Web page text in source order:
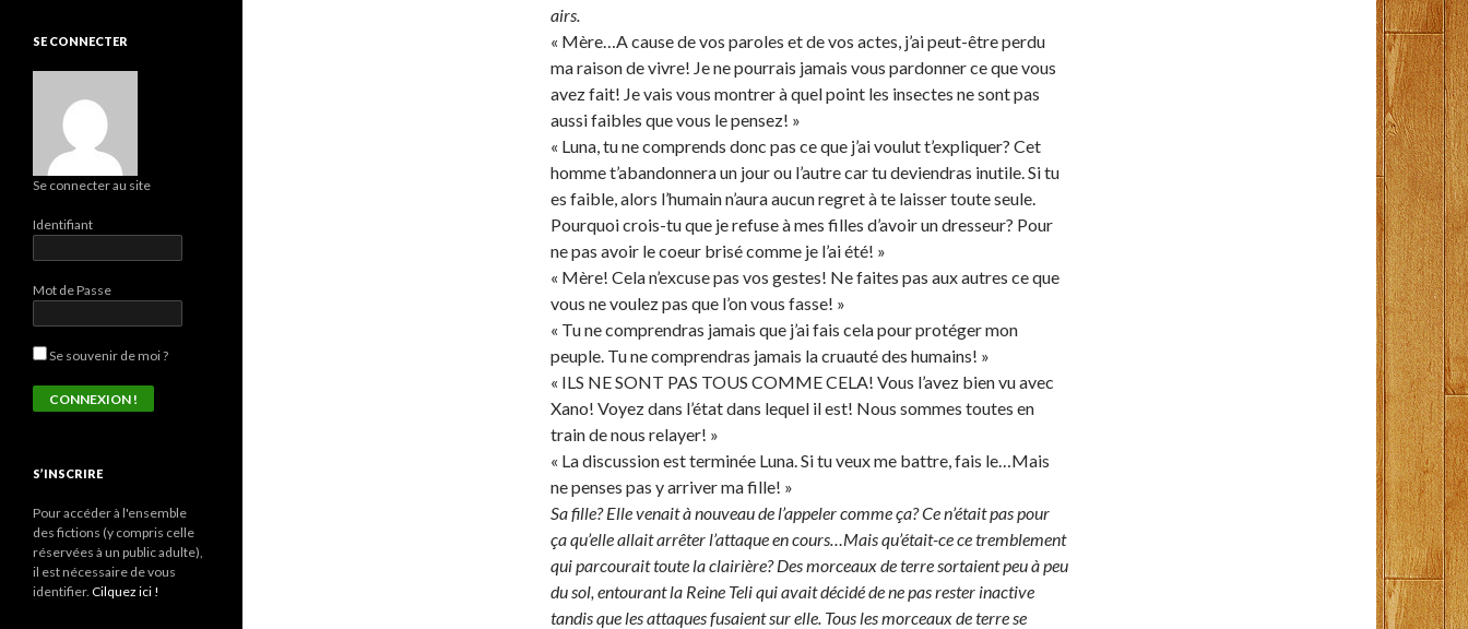
airs.
« Mère…A cause de vos paroles et de vos actes, j’ai peut-être perdu
ma raison de vivre! Je ne pourrais jamais vous pardonner ce que vous
avez fait! Je vais vous montrer à quel point les insectes ne sont pas
aussi faibles que vous le pensez! »
« Luna, tu ne comprends donc pas ce que j’ai voulut t’expliquer? Cet
homme t’abandonnera un jour ou l’autre car tu deviendras inutile. Si tu
es faible, alors l’humain n’aura aucun regret à te laisser toute seule.
Pourquoi crois-tu que je refuse à mes filles d’avoir un dresseur? Pour
ne pas avoir le coeur brisé comme je l’ai été! »
« Mère! Cela n’excuse pas vos gestes! Ne faites pas aux autres ce que
vous ne voulez pas que l’on vous fasse! »
« Tu ne comprendras jamais que j’ai fais cela pour protéger mon
peuple. Tu ne comprendras jamais la cruauté des humains! »
« ILS NE SONT PAS TOUS COMME CELA! Vous l’avez bien vu avec
Xano! Voyez dans l’état dans lequel il est! Nous sommes toutes en
train de nous relayer! »
« La discussion est terminée Luna. Si tu veux me battre, fais le…Mais
ne penses pas y arriver ma fille! »
Sa fille? Elle venait à nouveau de l’appeler comme ça? Ce n’était pas pour
ça qu’elle allait arrêter l’attaque en cours…Mais qu’était-ce ce tremblement
qui parcourait toute la clairière? Des morceaux de terre sortaient peu à peu
du sol, entourant la Reine Teli qui avait décidé de ne pas rester inactive
tandis que les attaques fusaient sur elle. Tous les morceaux de terre se
SE CONNECTER
Se connecter au site
Identifiant
Mot de Passe
Se souvenir de moi ?
S’INSCRIRE
Pour accéder à l'ensemble
des fictions (y compris celle
réservées à un public adulte),
il est nécessaire de vous
identifier. Cilquez ici !